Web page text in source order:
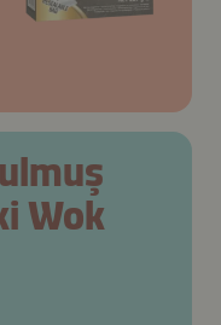
Wok